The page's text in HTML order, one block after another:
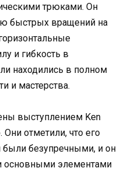
трюками. Он
быстрых вращений на
и гибкость в
находились в полном
и мастерства.
выступлением Ken
отметили, что его
были безупречными, и он
основными элементами